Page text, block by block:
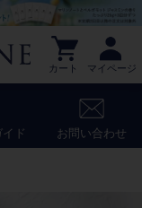
マイページ
カート
イド お問い合わせ